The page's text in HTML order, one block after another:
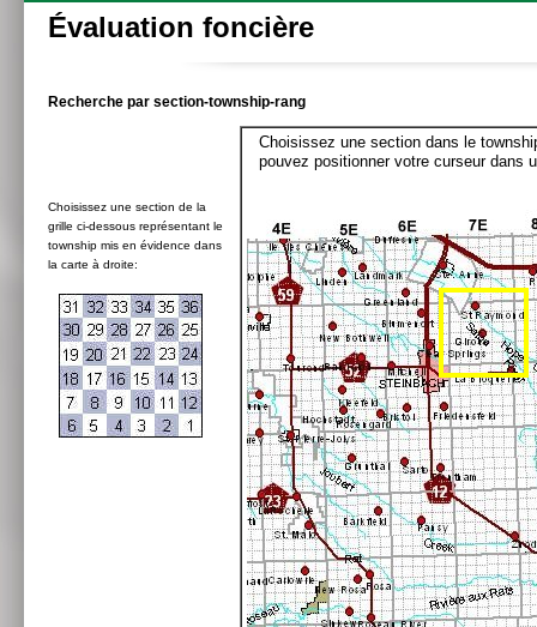
Évaluation foncière
Recherche par section-township-rang
Choisissez une section de la
grille ci-dessous représentant le
township mis en évidence dans
la carte à droite:
Choisissez une section dans le
pouvez positionner votre curseur dans